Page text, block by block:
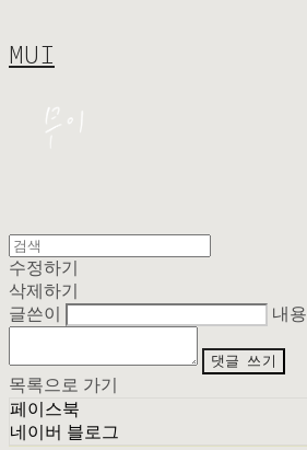
MUI
수정하기
삭제하기
글쓴이
내용
댓글 쓰기
목록으로 가기
페이스북
네이버 블로그